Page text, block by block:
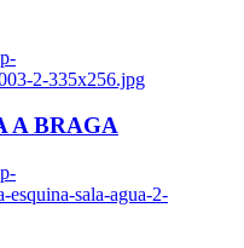
2-335x256.jpg
A BRAGA
esquina-sala-agua-2-